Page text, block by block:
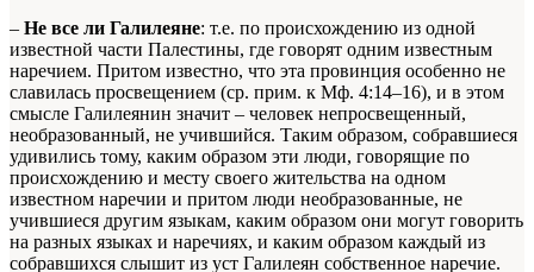
– Не все ли Галилеяне: т.е. по происхождению из одной
известной части Палестины, где говорят одним известным
наречием. Притом известно, что эта провинция особенно не
славилась просвещением (ср. прим. к Мф. 4:14–16), и в этом
смысле Галилеянин значит – человек непросвещенный,
необразованный, не учившийся. Таким образом, собравшиеся
удивились тому, каким образом эти люди, говорящие по
происхождению и месту своего жительства на одном
известном наречии и притом люди необразованные, не
учившиеся другим языкам, каким образом они могут говорить
на разных языках и наречиях, и каким образом каждый из
собравшихся слышит из уст Галилеян собственное наречие.